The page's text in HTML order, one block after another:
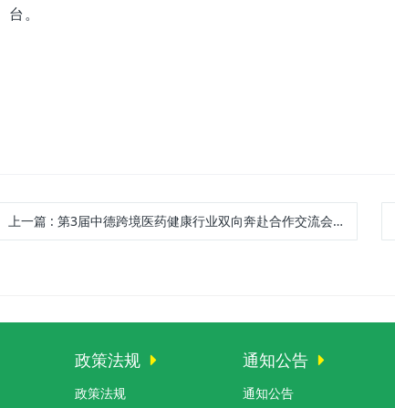
台。
上一篇: 第3届中德跨境医药健康行业双向奔赴合作交流会在北京举行
政策法规
政策法规
通知公告
通知公告